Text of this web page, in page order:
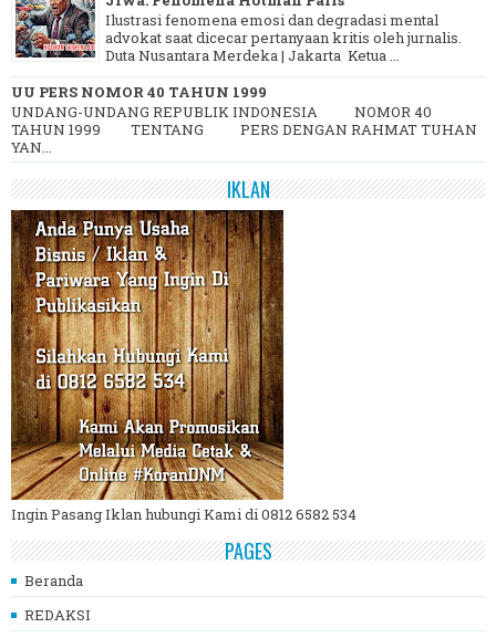
Ilustrasi fenomena emosi dan degradasi mental
advokat saat dicecar pertanyaan kritis oleh jurnalis.
Duta Nusantara Merdeka | Jakarta Ketua ...
UU PERS NOMOR 40 TAHUN 1999
UNDANG-UNDANG REPUBLIK INDONESIA NOMOR 40
TAHUN 1999 TENTANG PERS DENGAN RAHMAT TUHAN
YAN...
IKLAN
Ingin Pasang Iklan hubungi Kami di 0812 6582 534
PAGES
Beranda
REDAKSI